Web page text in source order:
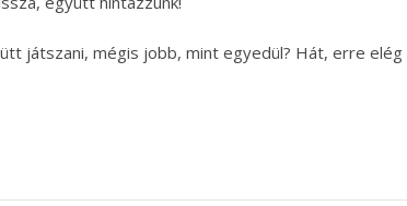
játszani, mégis jobb, mint egyedül? Hát, erre